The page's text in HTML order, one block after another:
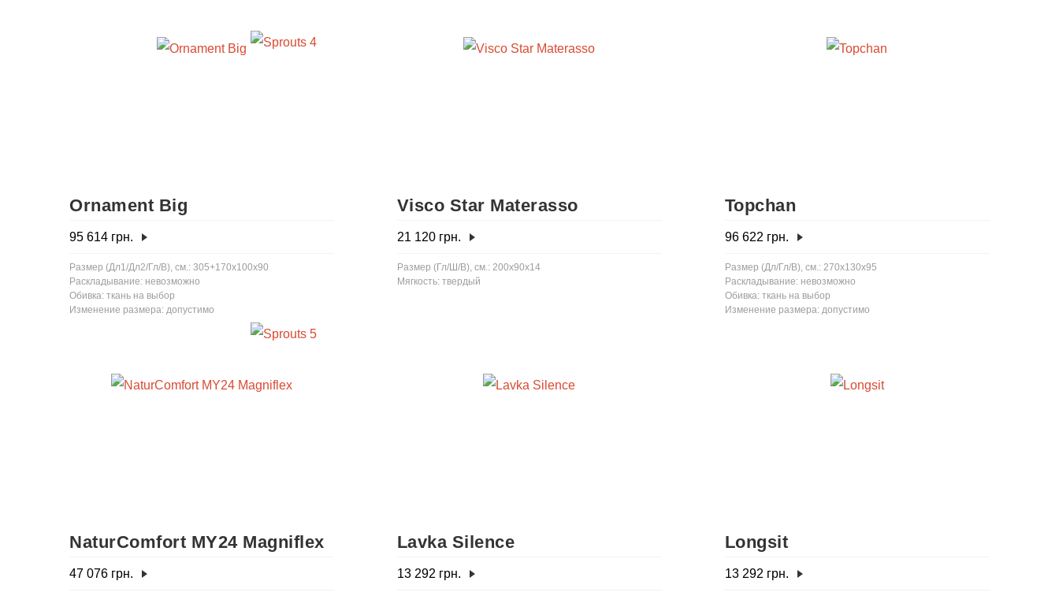
Ornament Big
95 614 грн.
Размер (Дл1/Дл2/Гл/В), см.: 305+170x100x90
Раскладывание: невозможно
Обивка: ткань на выбор
Изменение размера: допустимо
Visco Star Materasso
21 120грн.
Размер (Гл/Ш/В), см.: 200x90x14
Мягкость: твердый
Topchan
96 622 грн.
Размер (Дл/Гл/В), см.: 270x130x95
Раскладывание: невозможно
Обивка: ткань на выбор
Изменение размера: допустимо
NaturComfort MY24 Magniflex
47 076 грн.
Lavka Silence
13 292 грн.
Longsit
13 292 грн.